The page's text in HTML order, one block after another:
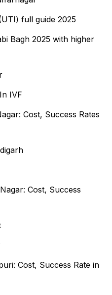
full guide 2025
Bagh 2025 with higher
IVF
Cost, Success Rates
Cost, Success
Cost, Success Rate in